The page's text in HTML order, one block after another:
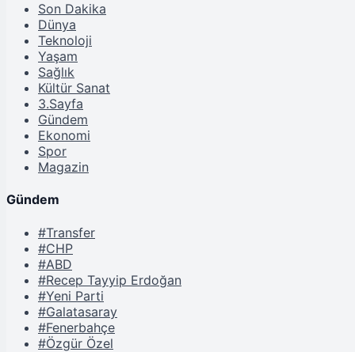
Son Dakika
Dünya
Teknoloji
Yaşam
Sağlık
Kültür Sanat
3.Sayfa
Gündem
Ekonomi
Spor
Magazin
Gündem
#Transfer
#CHP
#ABD
#Recep Tayyip Erdoğan
#Yeni Parti
#Galatasaray
#Fenerbahçe
#Özgür Özel